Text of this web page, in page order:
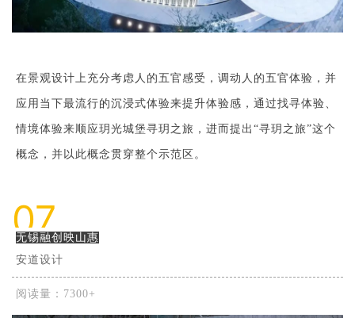
在景观设计上充分考虑人的五官感受，调动人的五官体验，并
应用当下最流行的沉浸式体验来提升体验感，通过找寻体验、
情境体验来顺应玥光城堡寻玥之旅，进而提出“寻玥之旅”这个
概念，并以此概念贯穿整个示范区。
07
无锡融创映山惠
安道设计
阅读量：7300+